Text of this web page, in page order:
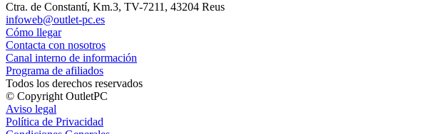
Ctra. de Constantí, Km.3, TV-7211, 43204 Reus
infoweb@outlet-pc.es
Cómo llegar
Contacta con nosotros
Canal interno de información
Programa de afiliados
Todos los derechos reservados
© Copyright OutletPC
Aviso legal
Política de Privacidad